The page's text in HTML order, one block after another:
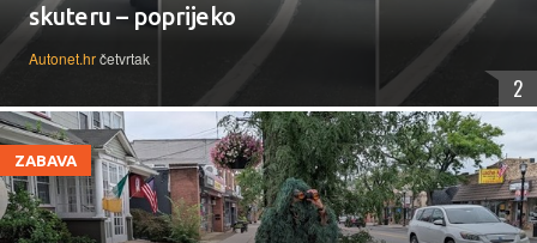
skuteru – poprijeko
Autonet.hrčetvrtak
2
ZABAVA